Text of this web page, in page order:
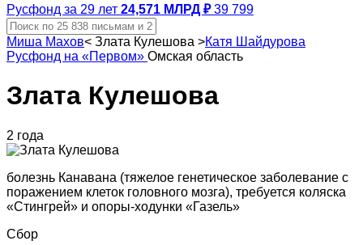
Русфонд за 29 лет 24,571 МЛРД ₽ 39 799
Миша Махов< Злата Кулешова >Катя Шайдурова
Русфонд на «Первом» Омская область
Злата Кулешова
2 года
болезнь Канавана (тяжелое генетическое заболевание с
поражением клеток головного мозга), требуется коляска
«Стингрей» и опоры-ходунки «Газель»
Сбор